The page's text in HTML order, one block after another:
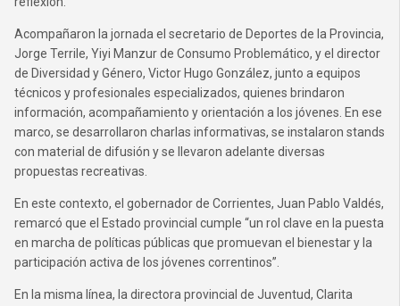
Acompañaron la jornada el secretario de Deportes de la Provincia,
Jorge Terrile, Yiyi Manzur de Consumo Problemático, y el director
de Diversidad y Género, Victor Hugo González, junto a equipos
técnicos y profesionales especializados, quienes brindaron
información, acompañamiento y orientación a los jóvenes. En ese
marco, se desarrollaron charlas informativas, se instalaron stands
con material de difusión y se llevaron adelante diversas
propuestas recreativas.
En este contexto, el gobernador de Corrientes, Juan Pablo Valdés,
remarcó que el Estado provincial cumple “un rol clave en la puesta
en marcha de políticas públicas que promuevan el bienestar y la
participación activa de los jóvenes correntinos”.
En la misma línea, la directora provincial de Juventud, Clarita